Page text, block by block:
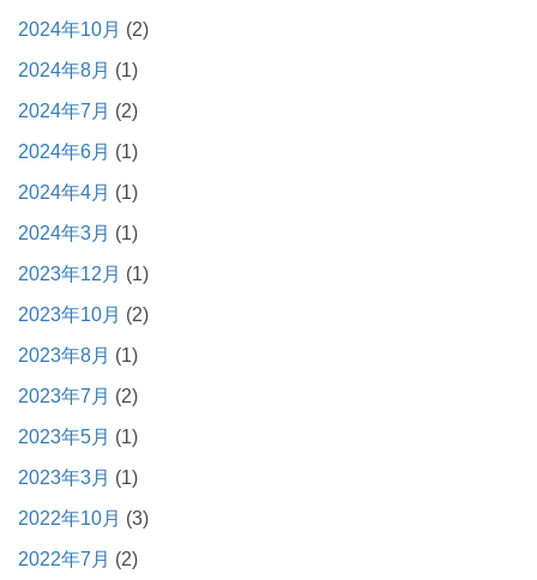
2024年10月 (2)
2024年8月 (1)
2024年7月 (2)
2024年6月 (1)
2024年4月 (1)
2024年3月 (1)
2023年12月 (1)
2023年10月 (2)
2023年8月 (1)
2023年7月 (2)
2023年5月 (1)
2023年3月 (1)
2022年10月 (3)
2022年7月 (2)